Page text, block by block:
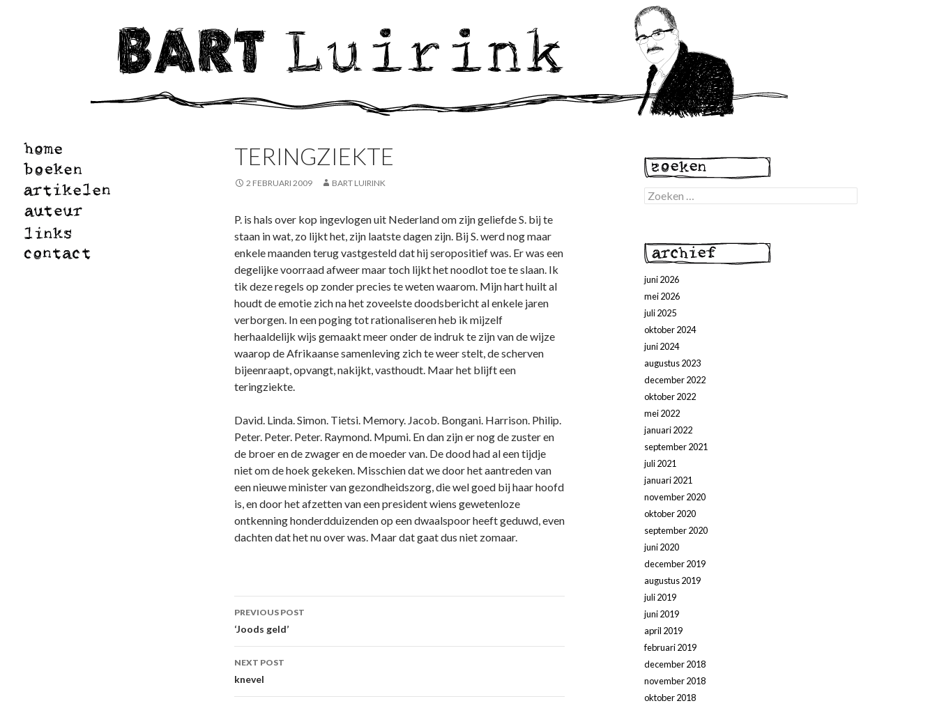
TERINGZIEKTE
2 FEBRUARI 2009 BART LUIRINK
P. is hals over kop ingevlogen uit Nederland om zijn geliefde S. bij te
staan in wat, zo lijkt het, zijn laatste dagen zijn. Bij S. werd nog maar
enkele maanden terug vastgesteld dat hij seropositief was. Er was een
degelijke voorraad afweer maar toch lijkt het noodlot toe te slaan. Ik
tik deze regels op zonder precies te weten waarom. Mijn hart huilt al
houdt de emotie zich na het zoveelste doodsbericht al enkele jaren
verborgen. In een poging tot rationaliseren heb ik mijzelf
herhaaldelijk wijs gemaakt meer onder de indruk te zijn van de wijze
waarop de Afrikaanse samenleving zich te weer stelt, de scherven
bijeenraapt, opvangt, nakijkt, vasthoudt. Maar het blijft een
teringziekte.
David. Linda. Simon. Tietsi. Memory. Jacob. Bongani. Harrison. Philip.
Peter. Peter. Peter. Raymond. Mpumi. En dan zijn er nog de zuster en
de broer en de zwager en de moeder van. De dood had al een tijdje
niet om de hoek gekeken. Misschien dat we door het aantreden van
een nieuwe minister van gezondheidszorg, die wel goed bij haar hoofd
is, en door het afzetten van een president wiens gewetenloze
ontkenning honderdduizenden op een dwaalspoor heeft geduwd, even
dachten dat het nu over was. Maar dat gaat dus niet zomaar.
Post
navigation
PREVIOUS POST
‘Joods geld’
NEXT POST
knevel
Zoeken
naar:
juni 2026
mei 2026
juli 2025
oktober 2024
juni 2024
augustus 2023
december 2022
oktober 2022
mei 2022
januari 2022
september 2021
juli 2021
januari 2021
november 2020
oktober 2020
september 2020
juni 2020
december 2019
augustus 2019
juli 2019
juni 2019
april 2019
februari 2019
december 2018
november 2018
oktober 2018